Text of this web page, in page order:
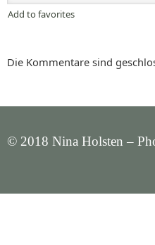
Add to favorites
Die Kommentare sind
© 2018 Nina Holsten –